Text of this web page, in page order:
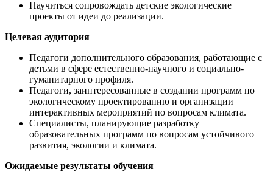
Научиться сопровождать детские экологические
проекты от идеи до реализации.
Целевая аудитория
Педагоги дополнительного образования, работающие с
детьми в сфере естественно-научного и социально-
гуманитарного профиля.
Педагоги, заинтересованные в создании программ по
экологическому проектированию и организации
интерактивных мероприятий по вопросам климата.
Специалисты, планирующие разработку
образовательных программ по вопросам устойчивого
развития, экологии и климата.
Ожидаемые результаты обучения